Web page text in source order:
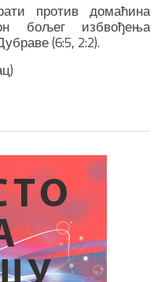
против домаћина
бољег избвођења
(6:5, 2:2).